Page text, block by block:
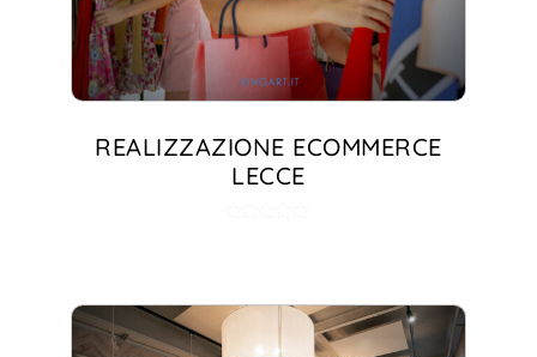
REALIZZAZIONE ECOMMERCE
LECCE